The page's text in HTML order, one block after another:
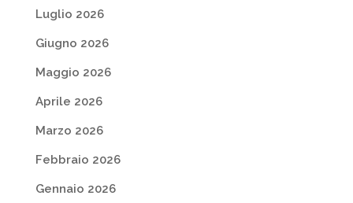
Luglio 2026
Giugno 2026
Maggio 2026
Aprile 2026
Marzo 2026
Febbraio 2026
Gennaio 2026